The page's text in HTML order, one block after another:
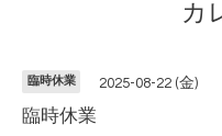
カ
臨時休業 2025-08-22 (金)
臨時休業